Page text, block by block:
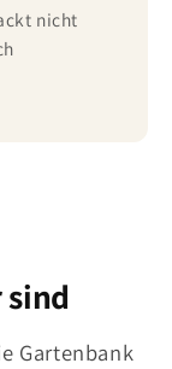
nicht
sind
Gartenbank